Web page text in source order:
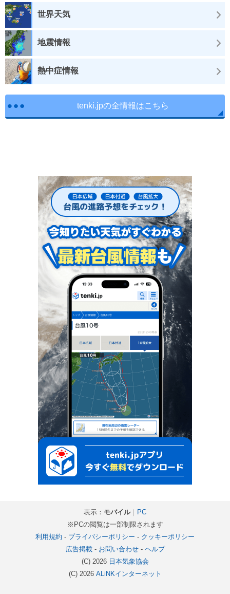
世界天気
地震情報
熱中症情報
tenki.jpの全情報はこちら
表示： モバイル｜ PC
※PCの閲覧は一部制限されます
利用規約 - プライバシーポリシー - クッキーポリシー
広告掲載- お問い合わせ- ヘルプ
(C) 2026 日本気象協会
(C) 2026 ALiNKインターネット